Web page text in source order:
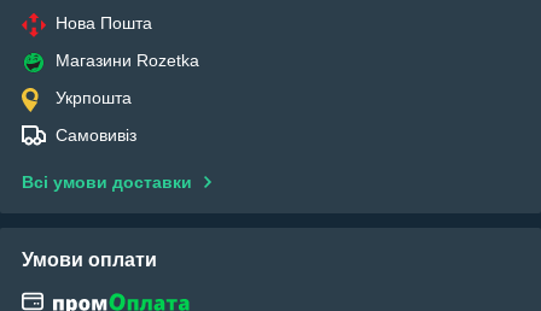
Нова Пошта
Магазини Rozetka
Укрпошта
Самовивіз
Всі умови доставки
Умови оплати